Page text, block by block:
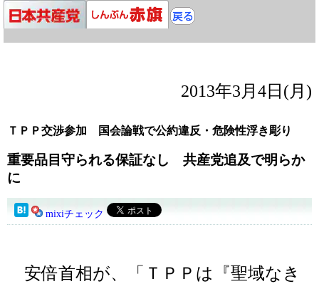
2013年3月4日(月)
ＴＰＰ交渉参加 国会論戦で公約違反・危険性浮き彫り
重要品目守られる保証なし 共産党追及で明らか
に
mixiチェック
安倍首相が、「ＴＰＰは『聖域なき